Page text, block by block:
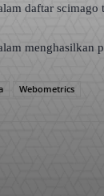
daftar scimago
Webometrics